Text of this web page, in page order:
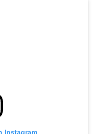
Instagram